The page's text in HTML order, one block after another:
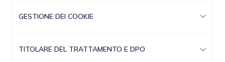
GESTIONE DEI COOKIE
TITOLARE DEL TRATTAMENTO E DPO